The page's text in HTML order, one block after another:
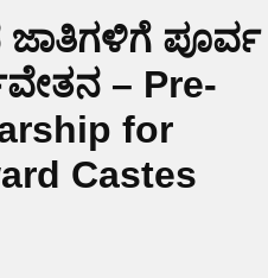
ಪೂರ್ವ
– Pre-
for
Castes